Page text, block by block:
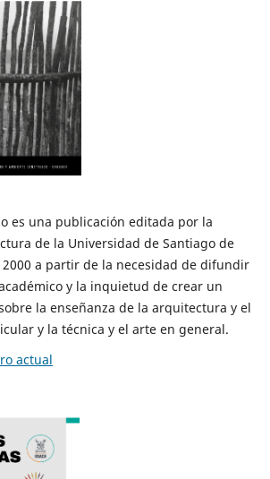
es una publicación editada por la
de la Universidad de Santiago de
a partir de la necesidad de difundir
y la inquietud de crear un
la enseñanza de la arquitectura y el
y la técnica y el arte en general.
actual